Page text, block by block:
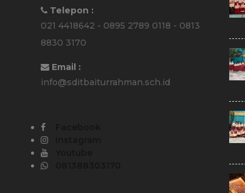
Telepon :
021 4418642 - 0895 2789 0118 - 0813
8830 3170
Email :
info@sditbaiturrahman.sch.id